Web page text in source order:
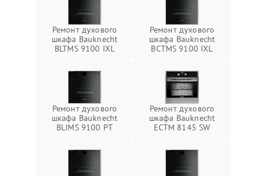
Ремонт духового
шкафа Bauknecht
BLTMS 9100 IXL
Ремонт духового
шкафа Bauknecht
BCTMS 9100 IXL
Ремонт духового
шкафа Bauknecht
BLIMS 9100 PT
Ремонт духового
шкафа Bauknecht
ECTM 8145 SW